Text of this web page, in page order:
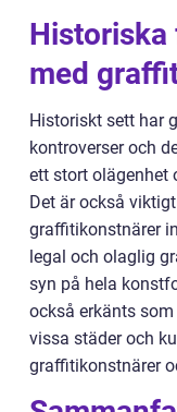
med
Historiskt sett har
kontroverser och
ett stort olägenhet
Det är också
graffitikonstnärer
legal och olaglig
syn på hela
också erkänts
vissa städer och
graffitikonstnärer